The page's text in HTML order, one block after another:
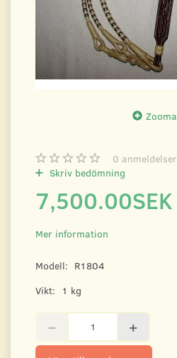
Zooma
0 anmeldelser
Skriv bedömning
7,500.00SEK
Mer information
Modell: R1804
Vikt:
1 kg